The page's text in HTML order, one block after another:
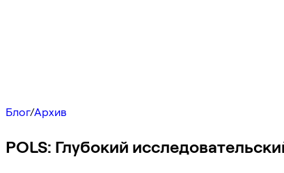
Блог/Архив
POLS: Глубокий